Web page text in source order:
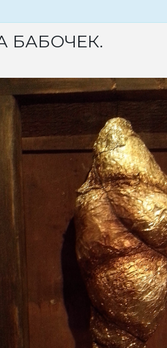
БАБОЧЕК.